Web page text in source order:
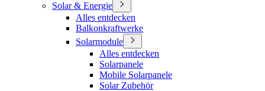
Solar & Energie
Alles entdecken
Balkonkraftwerke
Solarmodule
Alles entdecken
Solarpanele
Mobile Solarpanele
Solar Zubehör